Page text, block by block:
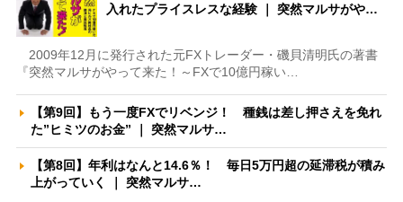
入れたプライスレスな経験 ｜ 突然マルサがや…
2009年12月に発行された元FXトレーダー・磯貝清明氏の著書
『突然マルサがやって来た！～FXで10億円稼い…
【第9回】もう一度FXでリベンジ！ 種銭は差し押さえを免れ
た”ヒミツのお金” ｜ 突然マルサ…
【第8回】年利はなんと14.6％！ 毎日5万円超の延滞税が積み
上がっていく ｜ 突然マルサ…